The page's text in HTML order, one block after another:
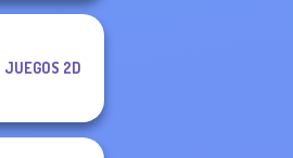
JUEGOS 2D